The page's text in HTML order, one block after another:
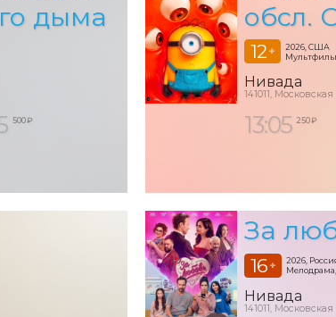
дыма
500 ₽
обсл.
12 +
2026, США
Нивада
141011,
13:05 250 ₽
За
16 +
2026,
Нивада
141011,